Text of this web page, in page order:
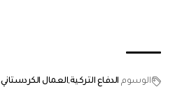
الوسوم الدفاع التركيةالعمال الكردستاني